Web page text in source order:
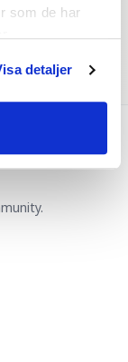
som de har
detaljer